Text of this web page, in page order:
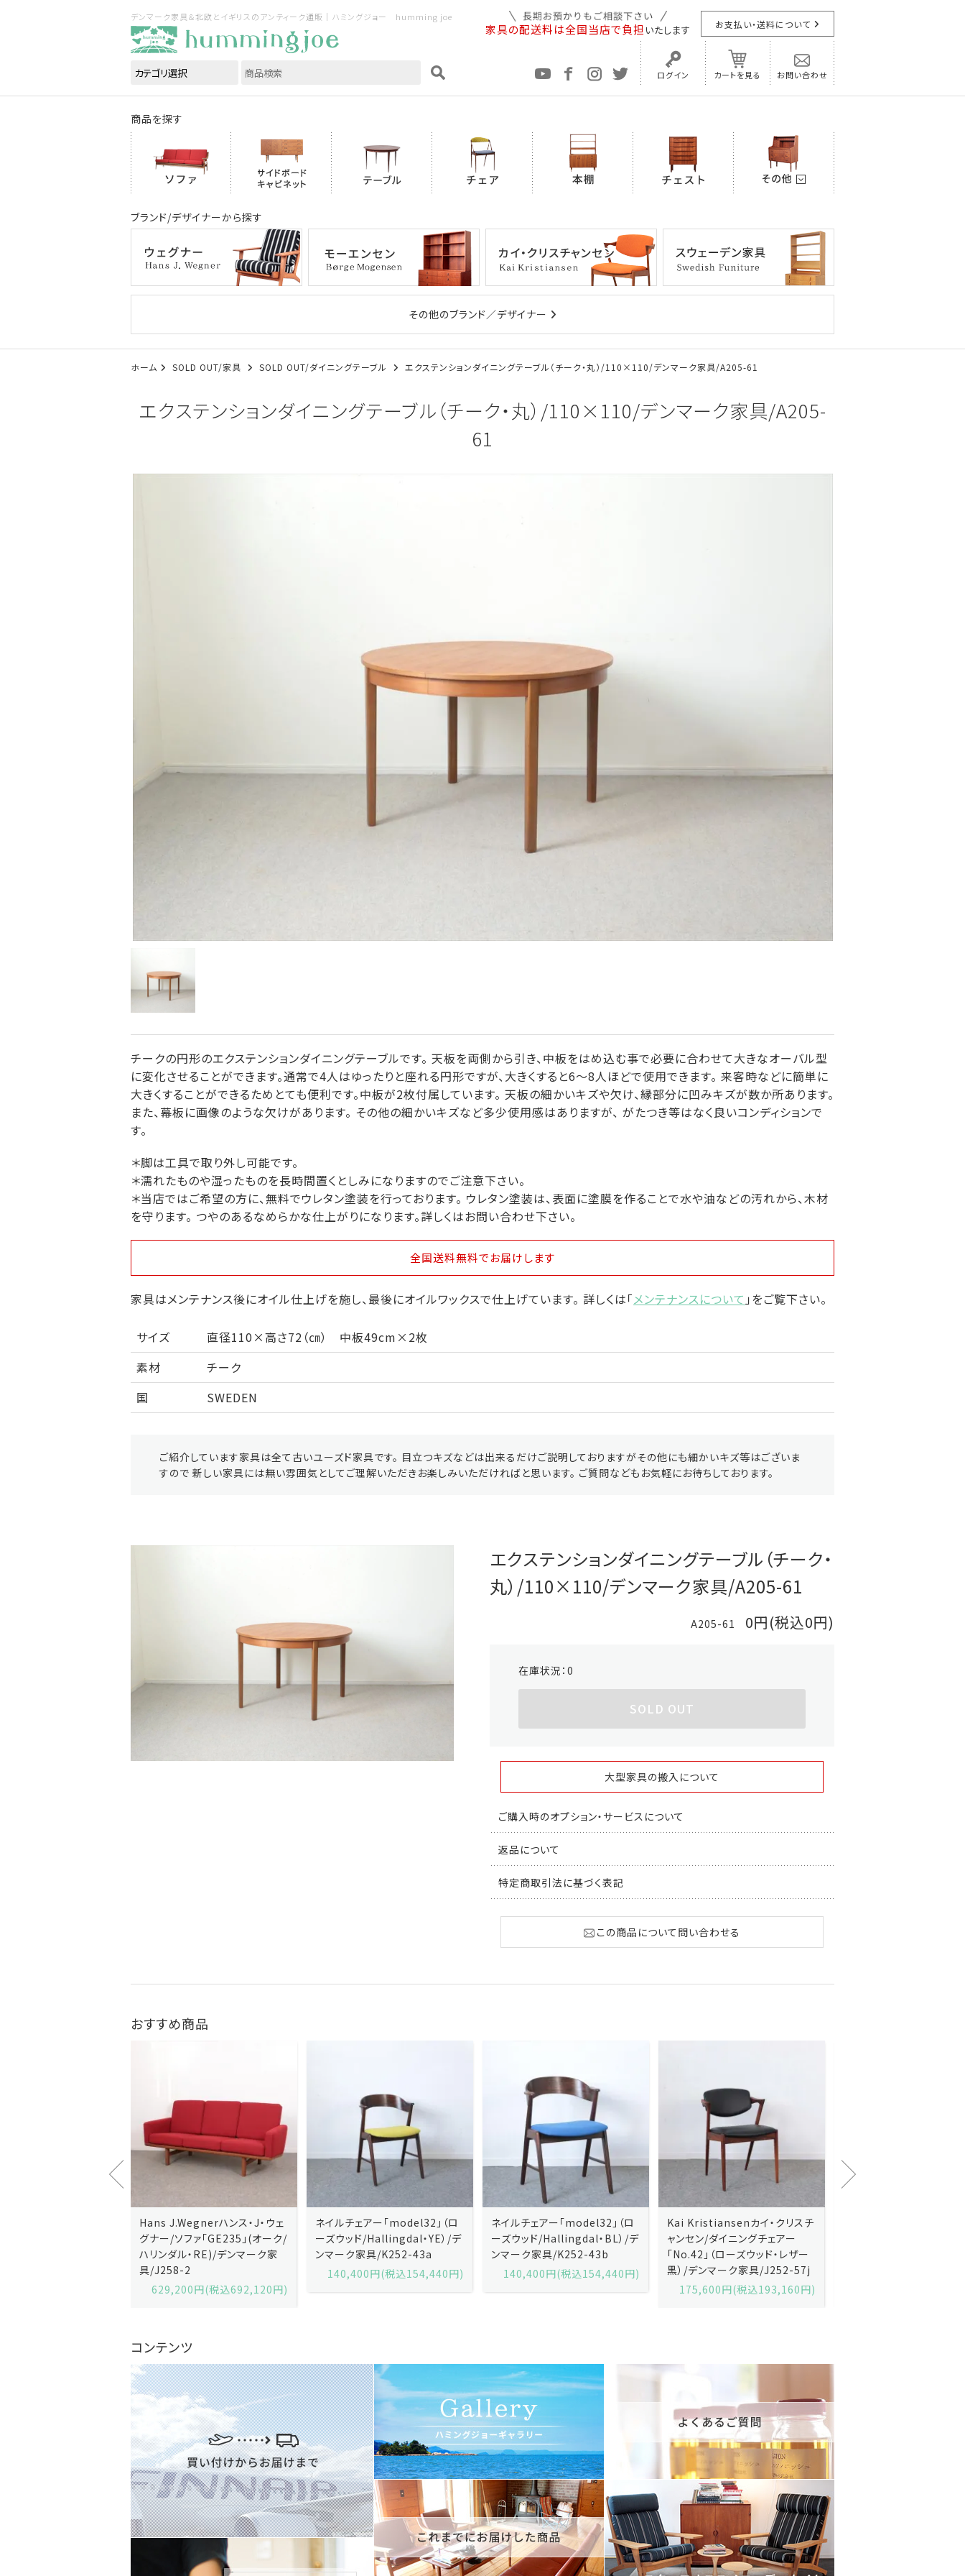
デンマーク家具＆北欧とイギリスのアンティーク通販｜ハミングジョー humming joe
家具の配送料は全国当店で負担 いたします お支払い・送料について
ログイン カートを見る お問い合わせ
商品を探す
ブランド/デザイナーから探す
その他のブランド／デザイナー
ホーム SOLD OUT/家具 SOLD OUT/ダイニングテーブル エクステンションダイニングテーブル（チーク・丸）/110×110/デンマーク家具/A205-61
エクステンションダイニングテーブル（チーク・丸）/110×110/デンマーク家具/A205-
61
チークの円形のエクステンションダイニングテーブルです。 天板を両側から引き、中板をはめ込む事で必要に合わせて大きなオーバル型
に変化させることができます。通常で4人はゆったりと座れる円形ですが、大きくすると6～8人ほどで使用できます。 来客時などに簡単に
大きくすることができるためとても便利です。中板が2枚付属しています。 天板の細かいキズや欠け、縁部分に凹みキズが数か所あります。
また、幕板に画像のような欠けがあります。 その他の細かいキズなど多少使用感はありますが、 がたつき等はなく良いコンディションで
す。
＊脚は工具で取り外し可能です。
＊濡れたものや湿ったものを長時間置くとしみになりますのでご注意下さい。
＊当店ではご希望の方に、無料でウレタン塗装を行っております。 ウレタン塗装は、表面に塗膜を作ることで水や油などの汚れから、木材
を守ります。 つやのあるなめらかな仕上がりになります。詳しくはお問い合わせ下さい。
全国送料無料でお届けします
家具はメンテナンス後にオイル仕上げを施し、最後にオイルワックスで仕上げています。 詳しくは「メンテナンスについて 」をご覧下さい。
サイズ
直径110×高さ72（㎝） 中板49cm×2枚
素材
チーク
国
SWEDEN
ご紹介しています家具は全て古いユーズド家具です。 目立つキズなどは出来るだけご説明しておりますがその他にも細かいキズ等はございま
すので 新しい家具には無い雰囲気としてご理解いただきお楽しみいただければと思います。 ご質問などもお気軽にお待ちしております。
エクステンションダイニングテーブル（チーク・
丸）/110×110/デンマーク家具/A205-61
A205-61 0円(税込0円)
在庫状況： 0
SOLD OUT
大型家具の搬入について
ご購入時のオプション・サービスについて
返品について
特定商取引法に基づく表記
この商品について問い合わせる
おすすめ商品
Hans J.Wegnerハンス・J・ウェ
グナー/ソファ「GE235」(オーク/
ハリンダル・RE)/デンマーク家
具/J258-2
629,200円(税込692,120円)
ネイルチェアー「model32」（ロ
ーズウッド/Hallingdal・YE）/デ
ンマーク家具/K252-43a
140,400円(税込154,440円)
ネイルチェアー「model32」（ロ
ーズウッド/Hallingdal・BL）/デ
ンマーク家具/K252-43b
140,400円(税込154,440円)
Kai Kristiansenカイ・クリスチ
ャンセン/ダイニングチェアー
「No.42」（ローズウッド・レザー
黒）/デンマーク家具/J252-57j
175,600円(税込193,160円)
コンテンツ